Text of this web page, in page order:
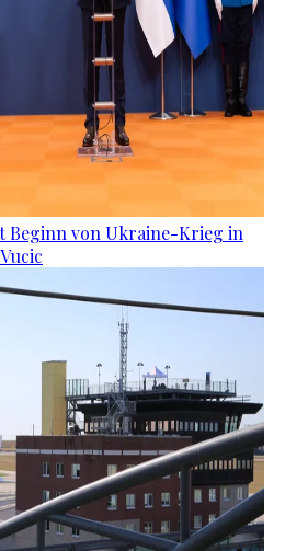
Beginn von Ukraine-Krieg in